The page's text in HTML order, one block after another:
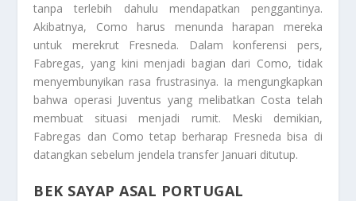
tanpa terlebih dahulu mendapatkan penggantinya.
Akibatnya, Como harus menunda harapan mereka
untuk merekrut Fresneda. Dalam konferensi pers,
Fabregas, yang kini menjadi bagian dari Como, tidak
menyembunyikan rasa frustrasinya. Ia mengungkapkan
bahwa operasi Juventus yang melibatkan Costa telah
membuat situasi menjadi rumit. Meski demikian,
Fabregas dan Como tetap berharap Fresneda bisa di
datangkan sebelum jendela transfer Januari ditutup.
BEK SAYAP ASAL PORTUGAL